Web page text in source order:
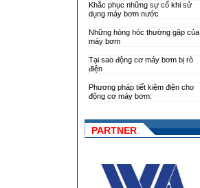
Khắc phục những sự cố khi sử
dụng máy bơm nước
Những hỏng hóc thường gặp của
máy bơm
Tại sao động cơ máy bơm bị rò
điện
Phương pháp tiết kiệm điện cho
động cơ máy bơm:
PARTNER